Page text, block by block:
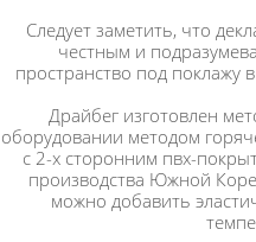
Следует заметить, что
честным и
пространство под поклажу
Драйбег изготовлен
оборудовании методом
с 2-х сторонним пвх-
производства Южной
можно добавить